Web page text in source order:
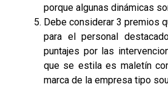
porque algunas dinámicas
Debe considerar 3 premios
para el personal
puntajes por las
que se estila es maletín
marca de la empresa tipo